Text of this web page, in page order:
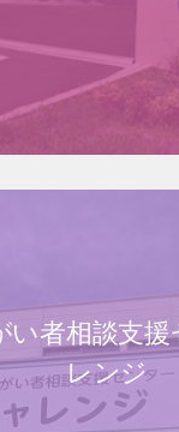
い者相談支
レンジ